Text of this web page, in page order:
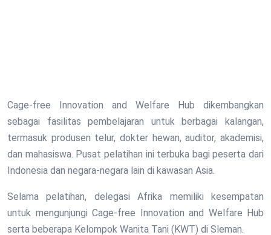
Cage-free Innovation and Welfare Hub dikembangkan
sebagai fasilitas pembelajaran untuk berbagai kalangan,
termasuk produsen telur, dokter hewan, auditor, akademisi,
dan mahasiswa. Pusat pelatihan ini terbuka bagi peserta dari
Indonesia dan negara-negara lain di kawasan Asia.
Selama pelatihan, delegasi Afrika memiliki kesempatan
untuk mengunjungi Cage-free Innovation and Welfare Hub
serta beberapa Kelompok Wanita Tani (KWT) di Sleman.